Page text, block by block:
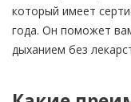
который имеет
года. Он поможет
дыханием без